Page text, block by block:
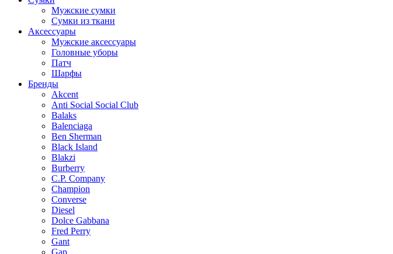
Мужские сумки
Сумки из ткани
Аксессуары
Мужские аксессуары
Головные уборы
Патч
Шарфы
Бренды
Akcent
Anti Social Social Club
Balaks
Balenciaga
Ben Sherman
Black Island
Blakzi
Burberry
C.P. Company
Champion
Converse
Diesel
Dolce Gabbana
Fred Perry
Gant
Gap